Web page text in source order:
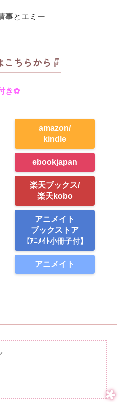
事とエミー
こちらから☟
き✿
amazon/
kindle
ebookjapan
楽天ブックス/
楽天kobo
アニメイト
ブックストア
【ｱﾆﾒｲﾄ小冊子付】
アニメイト